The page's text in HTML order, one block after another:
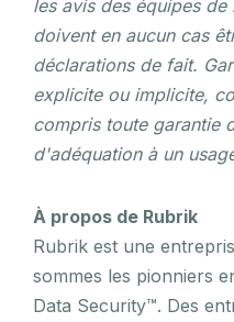
les avis des équipes
doivent en aucun cas
déclarations de fait.
explicite ou implicite,
compris toute garantie
d'adéquation à un
À propos de Rubrik
Rubrik est une
sommes les pionniers
Data Security™. Des